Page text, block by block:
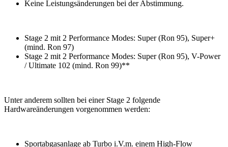
Keine Leistungsänderungen bei der Abstimmung.
Stage 2 mit 2 Performance Modes: Super (Ron 95), Super+
(mind. Ron 97)
Stage 2 mit 2 Performance Modes: Super (Ron 95), V-Power
/ Ultimate 102 (mind. Ron 99)**
Unter anderem sollten bei einer Stage 2 folgende
Hardwareänderungen vorgenommen werden:
Sportabgasanlage ab Turbo i.V.m. einem High-Flow